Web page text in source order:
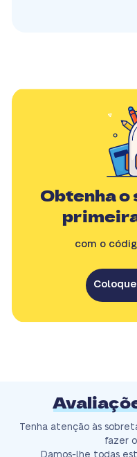
Obtenha o
com o
Tenha atenção às
fazer
Damos-lhe todas